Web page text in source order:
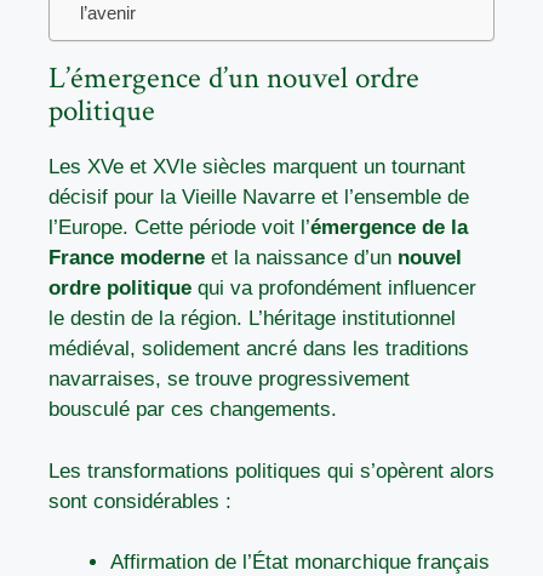
l’avenir
L’émergence d’un nouvel ordre
politique
Les XVe et XVIe siècles marquent un tournant
décisif pour la Vieille Navarre et l’ensemble de
l’Europe. Cette période voit l’émergence de la
France moderne et la naissance d’un nouvel
ordre politique qui va profondément influencer
le destin de la région. L’héritage institutionnel
médiéval, solidement ancré dans les traditions
navarraises, se trouve progressivement
bousculé par ces changements.
Les transformations politiques qui s’opèrent alors
sont considérables :
Affirmation de l’État monarchique français